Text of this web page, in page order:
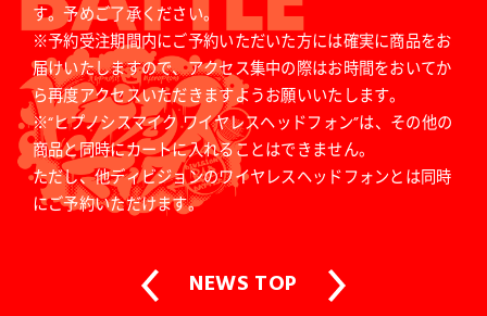
す。予めご了承ください。
※予約受注期間内にご予約いただいた方には確実に商品をお
届けいたしますので、アクセス集中の際はお時間をおいてか
ら再度アクセスいただきますようお願いいたします。
※“ヒプノシスマイク ワイヤレスヘッドフォン”は、その他の
商品と同時にカートに入れることはできません。
ただし、他ディビジョンのワイヤレスヘッドフォンとは同時
にご予約いただけます。
NEWS TOP